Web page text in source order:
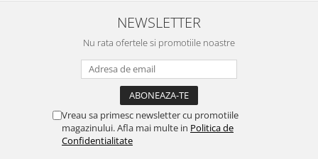
NEWSLETTER
Nu rata ofertele si promotiile noastre
Vreau sa primesc newsletter cu promotiile
magazinului. Afla mai multe in Politica de
Confidentialitate